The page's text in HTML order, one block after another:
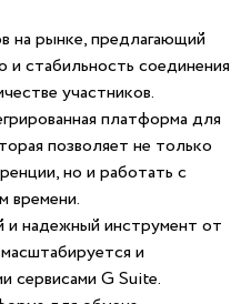
на рынке, предлагающий
и стабильность ⁢соединения
участников.
платформа для
позволяет не только
но и работать с
времени.
и надежный инструмент от
и
сервисами G Suite.